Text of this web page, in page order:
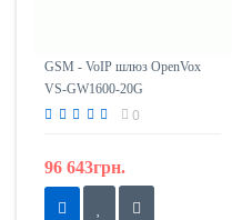
GSM - VoIP шлюз OpenVox
VS-GW1600-20G
0
96 643грн.